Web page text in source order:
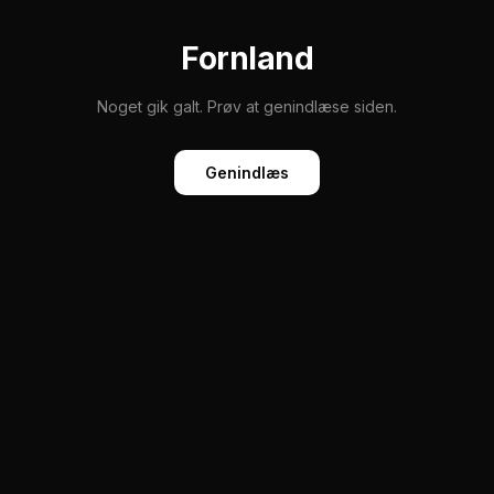
Fornland
Noget gik galt. Prøv at genindlæse siden.
Genindlæs